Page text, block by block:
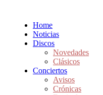
Home
Noticias
Discos
Novedades
Clásicos
Conciertos
Avisos
Crónicas